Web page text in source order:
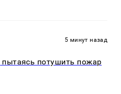
5 минут назад
пытаясь потушить пожар